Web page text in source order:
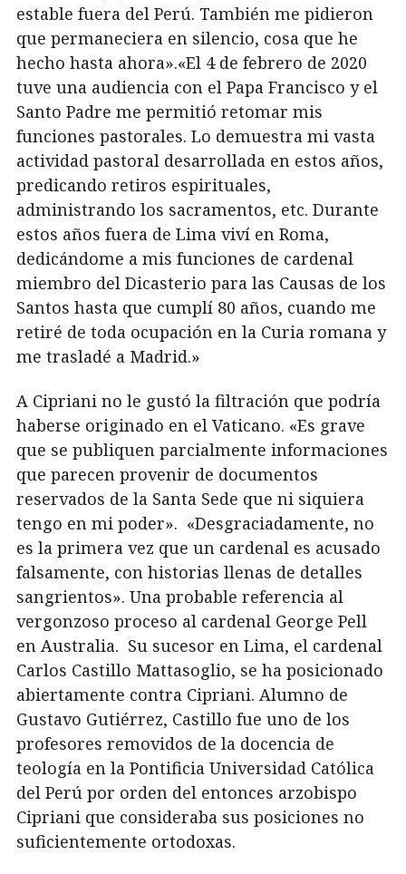
estable fuera del Perú. También me pidieron
que permaneciera en silencio, cosa que he
hecho hasta ahora».«El 4 de febrero de 2020
tuve una audiencia con el Papa Francisco y el
Santo Padre me permitió retomar mis
funciones pastorales. Lo demuestra mi vasta
actividad pastoral desarrollada en estos años,
predicando retiros espirituales,
administrando los sacramentos, etc. Durante
estos años fuera de Lima viví en Roma,
dedicándome a mis funciones de cardenal
miembro del Dicasterio para las Causas de los
Santos hasta que cumplí 80 años, cuando me
retiré de toda ocupación en la Curia romana y
me trasladé a Madrid.»
A Cipriani no le gustó la filtración que podría
haberse originado en el Vaticano. «Es grave
que se publiquen parcialmente informaciones
que parecen provenir de documentos
reservados de la Santa Sede que ni siquiera
tengo en mi poder». «Desgraciadamente, no
es la primera vez que un cardenal es acusado
falsamente, con historias llenas de detalles
sangrientos». Una probable referencia al
vergonzoso proceso al cardenal George Pell
en Australia. Su sucesor en Lima, el cardenal
Carlos Castillo Mattasoglio, se ha posicionado
abiertamente contra Cipriani. Alumno de
Gustavo Gutiérrez, Castillo fue uno de los
profesores removidos de la docencia de
teología en la Pontificia Universidad Católica
del Perú por orden del entonces arzobispo
Cipriani que consideraba sus posiciones no
suficientemente ortodoxas.